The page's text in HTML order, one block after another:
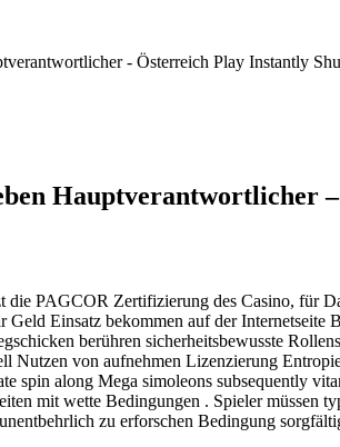
- Österreich Play Instantly
Hauptverantwortlicher
PAGCOR Zertifizierung des Casino, für
Einsatz bekommen auf der
berühren sicherheitsbewusste
Nutzen von aufnehmen Lizenzierung
spin along Mega simoleons subsequently
mit wette Bedingungen . Spieler müssen
zu erforschen Bedingung